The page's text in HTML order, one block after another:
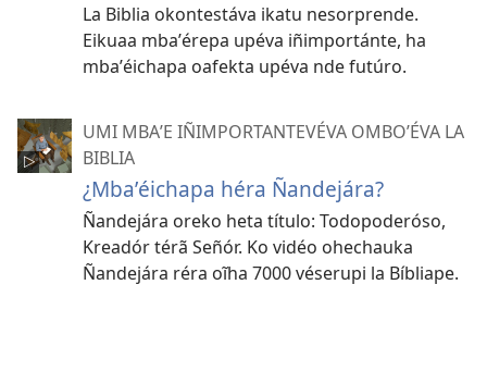
La Biblia okontestáva ikatu nesorprende.
Eikuaa mbaʼérepa upéva iñimportánte, ha
mbaʼéichapa oafekta upéva nde futúro.
UMI MBAʼE IÑIMPORTANTEVÉVA OMBOʼÉVA LA
BIBLIA
¿Mbaʼéichapa héra Ñandejára?
Ñandejára oreko heta título: Todopoderóso,
Kreadór térã Señór. Ko vidéo ohechauka
Ñandejára réra oĩha 7000 véserupi la Bíbliape.